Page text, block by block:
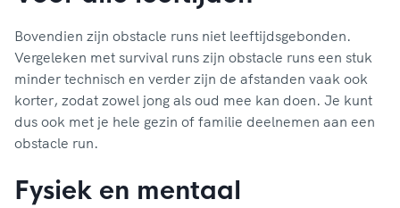
Bovendien zijn obstacle runs niet leeftijdsgebonden.
Vergeleken met survival runs zijn obstacle runs een stuk
minder technisch en verder zijn de afstanden vaak ook
korter, zodat zowel jong als oud mee kan doen. Je kunt
dus ook met je hele gezin of familie deelnemen aan een
obstacle run.
Fysiek en mentaal